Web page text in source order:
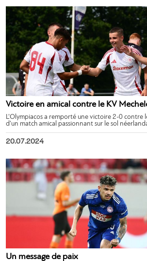
Victoire en amical contre le KV
L’Olympiacos a remporté une victoire 2-0 contre
d’un match amical passionnant sur le sol
20.07.2024
Un message de paix